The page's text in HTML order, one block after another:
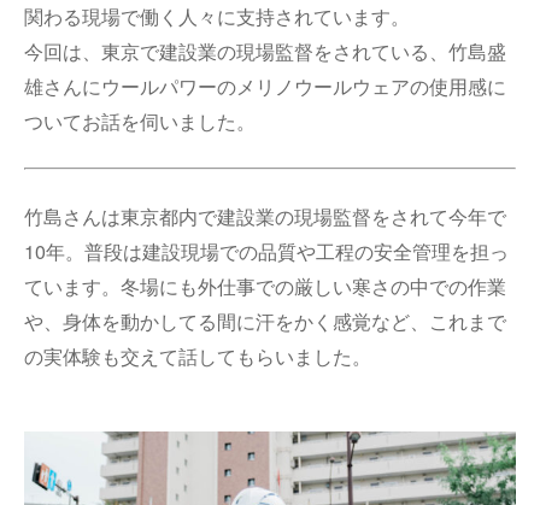
関わる現場で働く人々に支持されています。
今回は、東京で建設業の現場監督をされている、竹島盛
雄さんにウールパワーのメリノウールウェアの使用感に
ついてお話を伺いました。
竹島さんは東京都内で建設業の現場監督をされて今年で
10年。普段は建設現場での品質や工程の安全管理を担っ
ています。冬場にも外仕事での厳しい寒さの中での作業
や、身体を動かしてる間に汗をかく感覚など、これまで
の実体験も交えて話してもらいました。